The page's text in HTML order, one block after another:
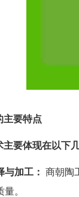
主要特点
要体现在以下
与加工： 商朝陶
。